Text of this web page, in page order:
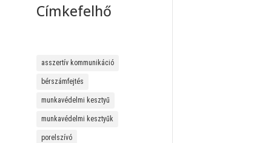
Címkefelhő
asszertív kommunikáció
bérszámfejtés
munkavédelmi kesztyű
munkavédelmi kesztyűk
porelszívó